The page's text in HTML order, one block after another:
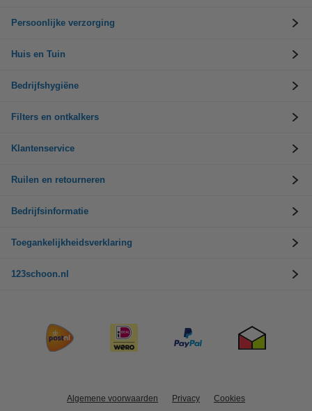
Persoonlijke verzorging
Huis en Tuin
Bedrijfshygiëne
Filters en ontkalkers
Klantenservice
Ruilen en retourneren
Bedrijfsinformatie
Toegankelijkheidsverklaring
123schoon.nl
Algemene voorwaarden Privacy Cookies